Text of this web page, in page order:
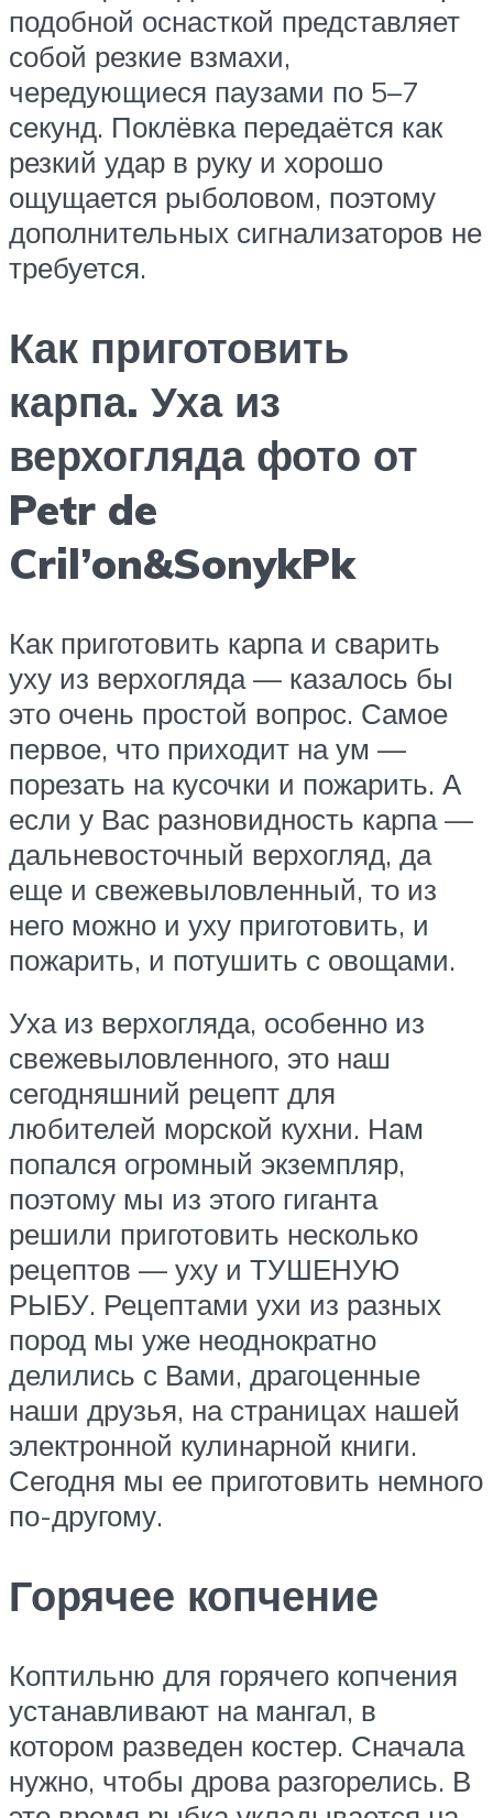
подобной оснасткой представляет
собой резкие взмахи,
чередующиеся паузами по 5–7
секунд. Поклёвка передаётся как
резкий удар в руку и хорошо
ощущается рыболовом, поэтому
дополнительных сигнализаторов не
требуется.
Как приготовить
карпа. Уха из
верхогляда фото от
Petr de
Cril’on&SonykPk
Как приготовить карпа и сварить
уху из верхогляда — казалось бы
это очень простой вопрос. Самое
первое, что приходит на ум —
порезать на кусочки и пожарить. А
если у Вас разновидность карпа —
дальневосточный верхогляд, да
еще и свежевыловленный, то из
него можно и уху приготовить, и
пожарить, и потушить с овощами.
Уха из верхогляда, особенно из
свежевыловленного, это наш
сегодняшний рецепт для
любителей морской кухни. Нам
попался огромный экземпляр,
поэтому мы из этого гиганта
решили приготовить несколько
рецептов — уху и ТУШЕНУЮ
РЫБУ. Рецептами ухи из разных
пород мы уже неоднократно
делились с Вами, драгоценные
наши друзья, на страницах нашей
электронной кулинарной книги.
Сегодня мы ее приготовить немного
по-другому.
Горячее копчение
Коптильню для горячего копчения
устанавливают на мангал, в
котором разведен костер. Сначала
нужно, чтобы дрова разгорелись. В